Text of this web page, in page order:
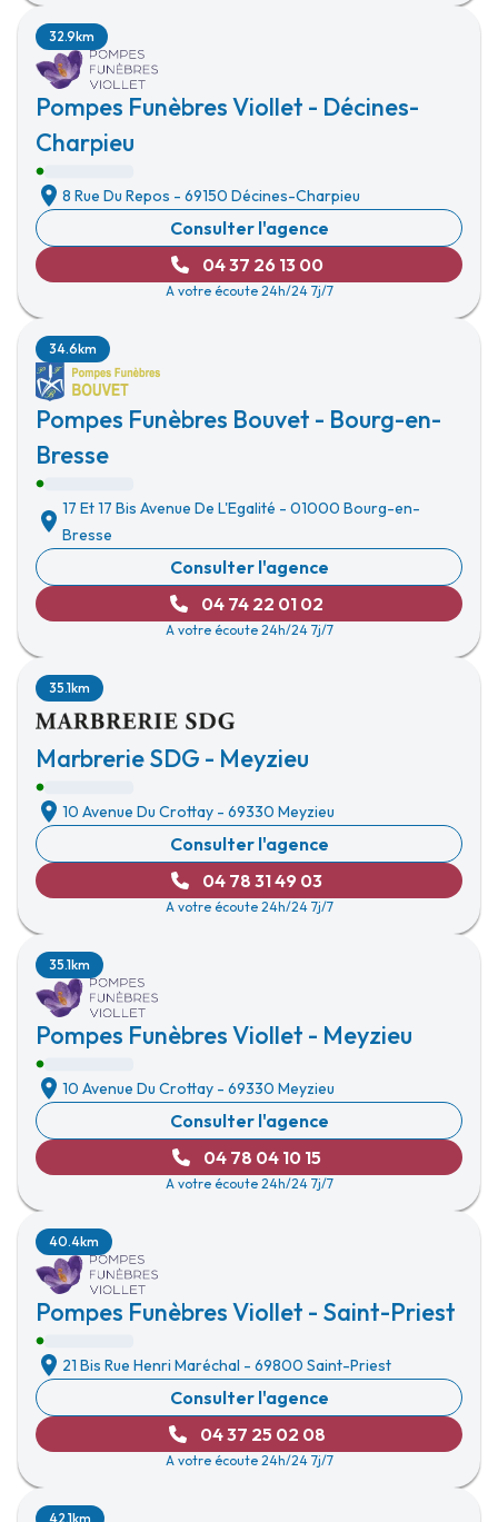
Pompes Funèbres Viollet - Décines-
Charpieu
32.9km
8 Rue Du Repos - 69150 Décines-Charpieu
Consulter l'agence
04 37 26 13 00
A votre écoute 24h/24 7j/7
Pompes Funèbres Bouvet - Bourg-en-
Bresse
34.6km
17 Et 17 Bis Avenue De L'Egalité - 01000 Bourg-en-
Bresse
Consulter l'agence
04 74 22 01 02
A votre écoute 24h/24 7j/7
Marbrerie SDG - Meyzieu
35.1km
10 Avenue Du Crottay - 69330 Meyzieu
Consulter l'agence
04 78 31 49 03
A votre écoute 24h/24 7j/7
Pompes Funèbres Viollet - Meyzieu
35.1km
10 Avenue Du Crottay - 69330 Meyzieu
Consulter l'agence
04 78 04 10 15
A votre écoute 24h/24 7j/7
Pompes Funèbres Viollet - Saint-Priest
40.4km
21 Bis Rue Henri Maréchal - 69800 Saint-Priest
Consulter l'agence
04 37 25 02 08
A votre écoute 24h/24 7j/7
42.1km